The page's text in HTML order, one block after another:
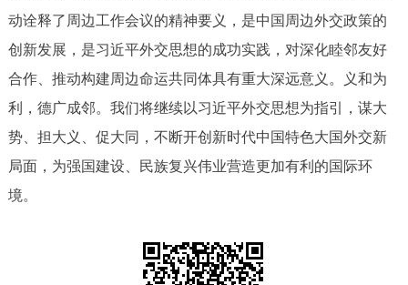
动诠释了周边工作会议的精神要义，是中国周边外交政策的
创新发展，是习近平外交思想的成功实践，对深化睦邻友好
合作、推动构建周边命运共同体具有重大深远意义。义和为
利，德广成邻。我们将继续以习近平外交思想为指引，谋大
势、担大义、促大同，不断开创新时代中国特色大国外交新
局面，为强国建设、民族复兴伟业营造更加有利的国际环
境。